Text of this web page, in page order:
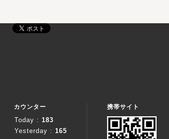
カウンター
Today : 183
Yesterday : 165
携帯サイト